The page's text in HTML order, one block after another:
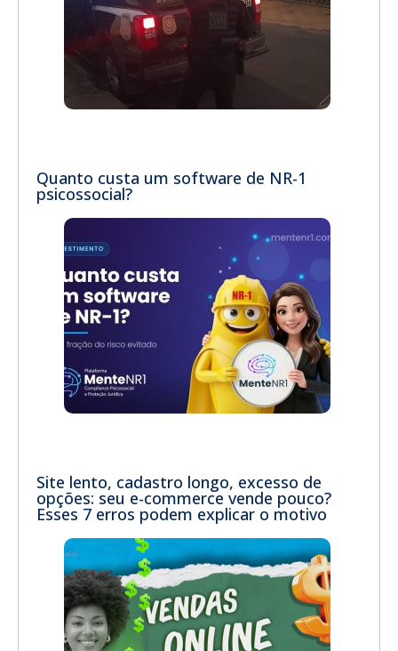
Quanto custa um software de NR-1
psicossocial?
Site lento, cadastro longo, excesso de
opções: seu e-commerce vende pouco?
Esses 7 erros podem explicar o motivo